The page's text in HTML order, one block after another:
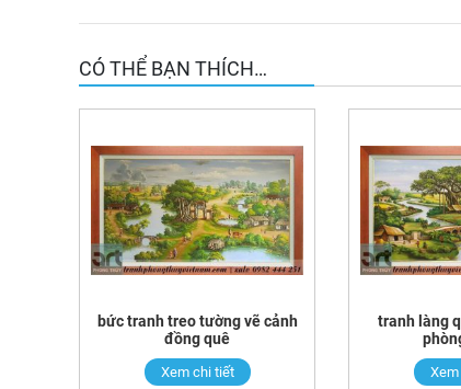
CÓ THỂ BẠN THÍCH…
bức tranh treo tường vẽ cảnh
đồng quê
Xem chi tiết
tranh làng